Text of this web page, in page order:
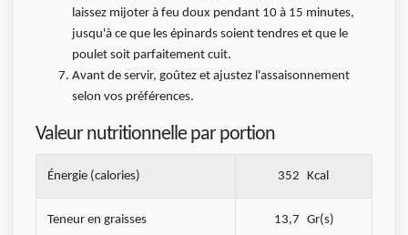
laissez mijoter à feu doux pendant 10 à 15 minutes,
jusqu'à ce que les épinards soient tendres et que le
poulet soit parfaitement cuit.
Avant de servir, goûtez et ajustez l'assaisonnement
selon vos préférences.
Valeur nutritionnelle par portion
Énergie (calories) 352 Kcal
Teneur en graisses 13,7 Gr(s)